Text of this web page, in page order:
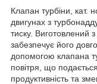
Клапан турбіни, кат.
двигунах з
тиску. Виготовлений
забезпечує його
допомогою клапана
повітря, що
продуктивність та